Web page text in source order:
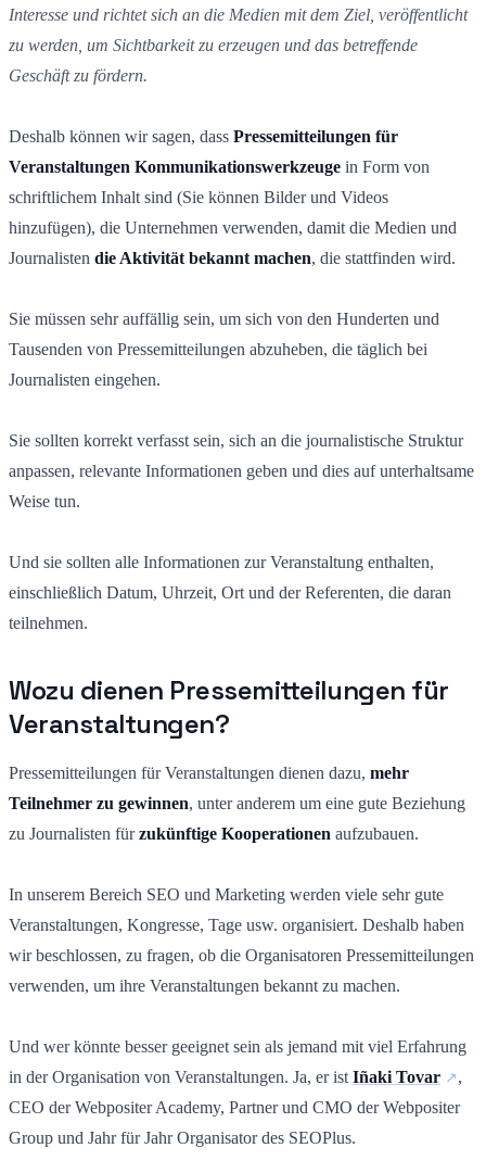
Interesse und richtet sich an die Medien mit dem Ziel, veröffentlicht
zu werden, um Sichtbarkeit zu erzeugen und das betreffende
Geschäft zu fördern.
Deshalb können wir sagen, dass Pressemitteilungen für
Veranstaltungen Kommunikationswerkzeuge in Form von
schriftlichem Inhalt sind (Sie können Bilder und Videos
hinzufügen), die Unternehmen verwenden, damit die Medien und
Journalisten die Aktivität bekannt machen, die stattfinden wird.
Sie müssen sehr auffällig sein, um sich von den Hunderten und
Tausenden von Pressemitteilungen abzuheben, die täglich bei
Journalisten eingehen.
Sie sollten korrekt verfasst sein, sich an die journalistische Struktur
anpassen, relevante Informationen geben und dies auf unterhaltsame
Weise tun.
Und sie sollten alle Informationen zur Veranstaltung enthalten,
einschließlich Datum, Uhrzeit, Ort und der Referenten, die daran
teilnehmen.
Wozu dienen Pressemitteilungen für
Veranstaltungen?
Pressemitteilungen für Veranstaltungen dienen dazu, mehr
Teilnehmer zu gewinnen, unter anderem um eine gute Beziehung
zu Journalisten fürzukünftige Kooperationen aufzubauen.
In unserem Bereich SEO und Marketing werden viele sehr gute
Veranstaltungen, Kongresse, Tage usw. organisiert. Deshalb haben
wir beschlossen, zu fragen, ob die Organisatoren Pressemitteilungen
verwenden, um ihre Veranstaltungen bekannt zu machen.
Und wer könnte besser geeignet sein als jemand mit viel Erfahrung
in der Organisation von Veranstaltungen. Ja, er ist Iñaki Tovar
,
CEO der Webpositer Academy, Partner und CMO der Webpositer
Group und Jahr für Jahr Organisator des SEOPlus.